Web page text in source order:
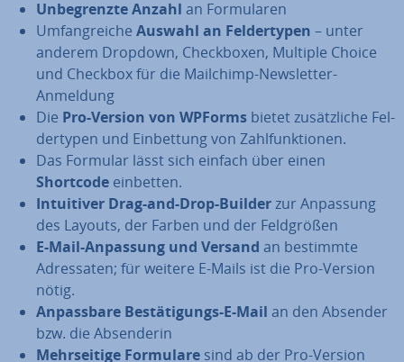
Un­be­grenz­te Anzahl an For­mu­la­ren
Um­fang­rei­che Auswahl an Fel­der­ty­pen – unter
anderem Dropdown, Check­bo­xen, Multiple Choice
und Checkbox für die Mailchimp-News­let­ter-
Anmeldung
Die Pro-Version von WPForms bietet zu­sätz­li­che Fel­
der­ty­pen und Ein­bet­tung von Zahl­funk­tio­nen.
Das Formular lässt sich einfach über einen
Shortcode einbetten.
In­tui­ti­ver Drag-and-Drop-Builderzur Anpassung
des Layouts, der Farben und der Feld­grö­ßen
E-Mail-Anpassung und Versand an bestimmte
Adres­sa­ten; für weitere E-Mails ist die Pro-Version
nötig.
An­pass­ba­re Be­stä­ti­gungs-E-Mail an den Absender
bzw. die Ab­sen­de­rin
Mehr­sei­ti­ge Formulare sind ab der Pro-Version